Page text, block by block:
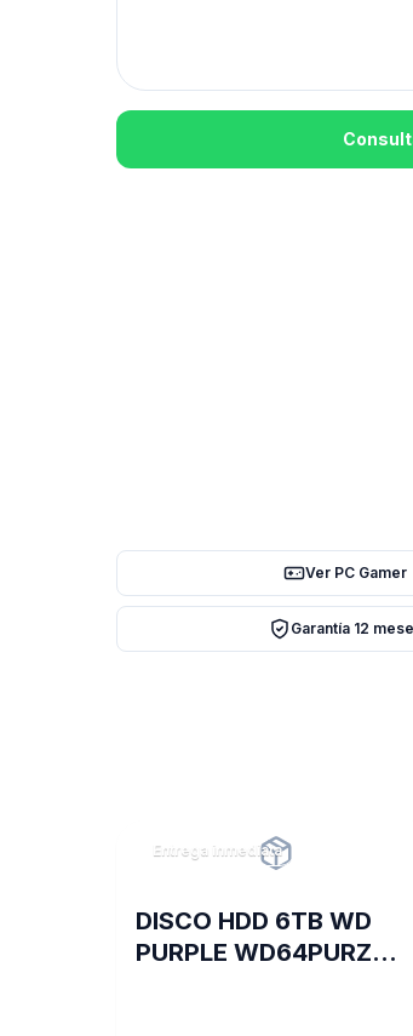
Ver PC Gamer
Garantía 12
Entrega inmediata
DISCO HDD 6TB WD
PURPLE WD64PURZ